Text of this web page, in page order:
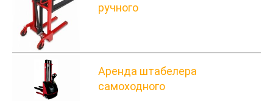
ручного
Аренда штабелера
самоходного